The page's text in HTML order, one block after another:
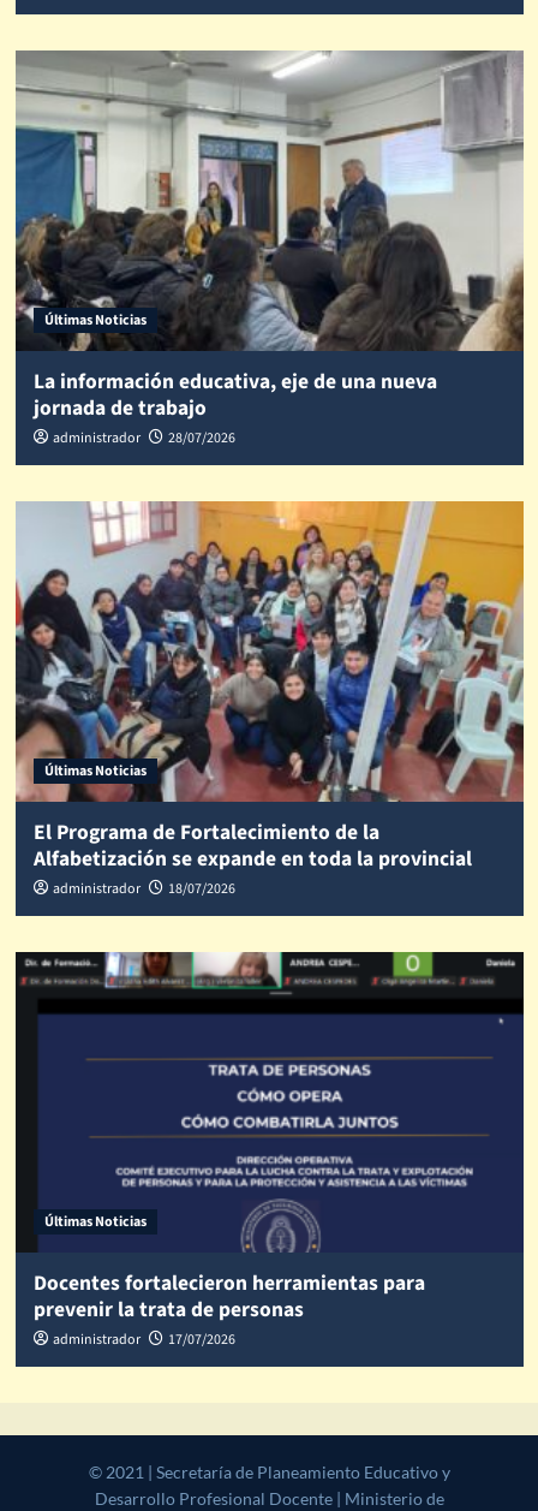
Últimas Noticias
La información educativa, eje de una nueva
jornada de trabajo
administrador 28/07/2026
Últimas Noticias
El Programa de Fortalecimiento de la
Alfabetización se expande en toda la provincial
administrador 18/07/2026
Últimas Noticias
Docentes fortalecieron herramientas para
prevenir la trata de personas
administrador 17/07/2026
© 2021 | Secretaría de Planeamiento Educativo y Desarrollo
Profesional Docente | Ministerio de Educación, Cultura, Ciencia y